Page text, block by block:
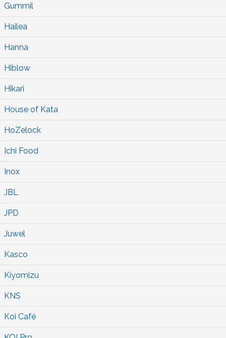
Gummil
Hailea
Hanna
Hiblow
Hikari
House of Kata
HoZelock
Ichi Food
Inox
JBL
JPD
Juwel
Kasco
Kiyomizu
KNS
Koi Café